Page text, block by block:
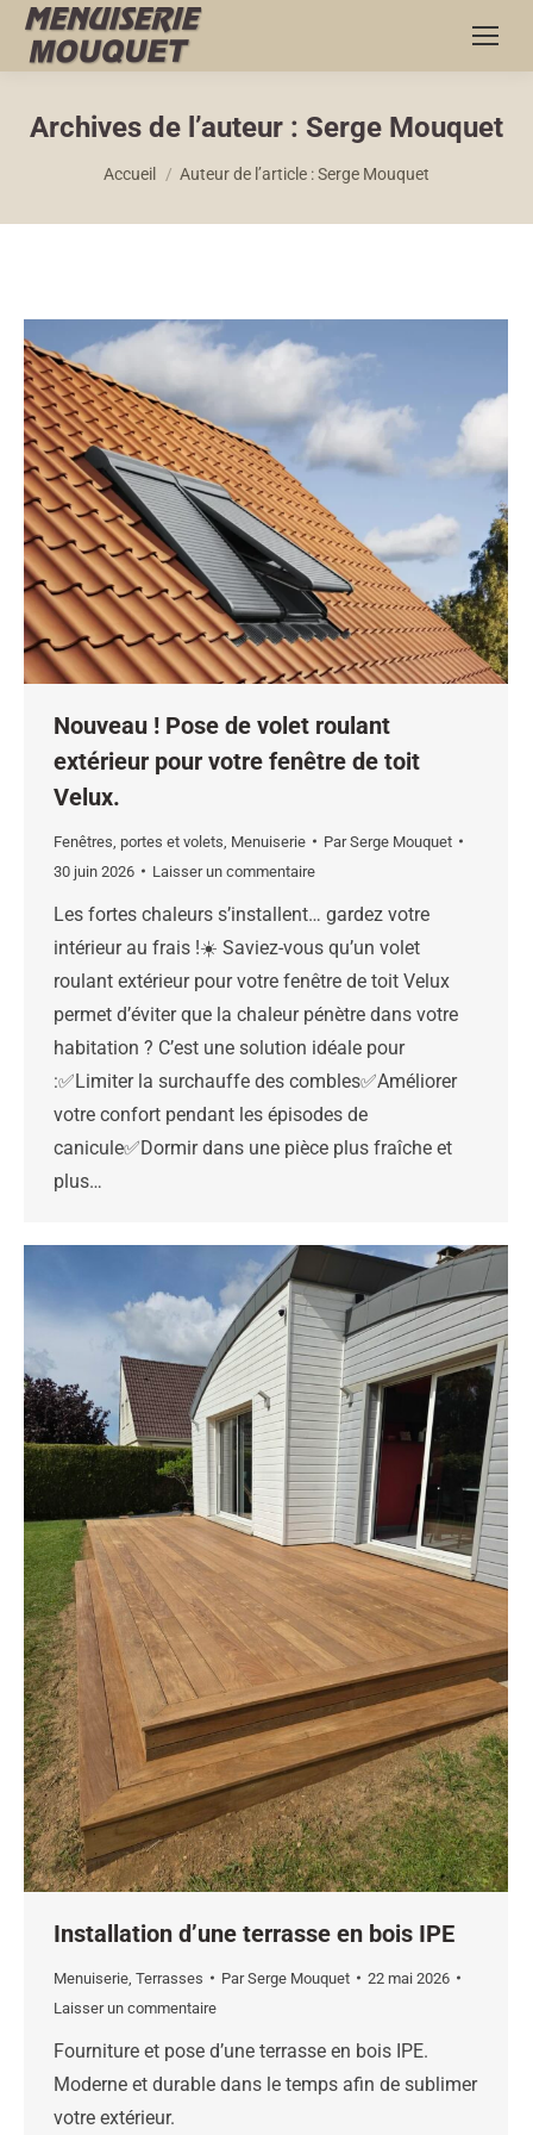
Archives de l’auteur : Serge Mouquet
Vous êtes ici :
Accueil Auteur de l’article : Serge Mouquet
Nouveau ! Pose de volet roulant
extérieur pour votre fenêtre de toit
Velux.
Fenêtres, portes et volets Menuiserie ParSerge Mouquet
30 juin 2026
Laisser un commentaire
Les fortes chaleurs s’installent… gardez votre
intérieur au frais !☀️ Saviez-vous qu’un volet
roulant extérieur pour votre fenêtre de toit Velux
permet d’éviter que la chaleur pénètre dans votre
habitation ? C’est une solution idéale pour
:✅Limiter la surchauffe des combles✅Améliorer
votre confort pendant les épisodes de
canicule✅Dormir dans une pièce plus fraîche et
plus…
Installation d’une terrasse en bois IPE
Menuiserie Terrasses ParSerge Mouquet
22 mai 2026
Laisser un commentaire
Fourniture et pose d’une terrasse en bois IPE.
Moderne et durable dans le temps afin de sublimer
votre extérieur.